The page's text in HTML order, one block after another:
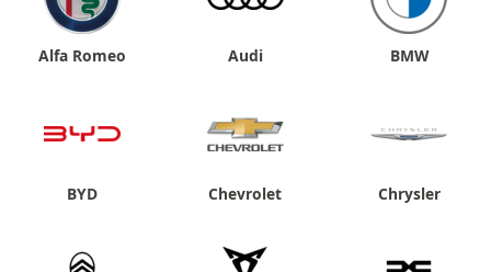
Alfa Romeo Audi BMW
BYD Chevrolet Chrysler